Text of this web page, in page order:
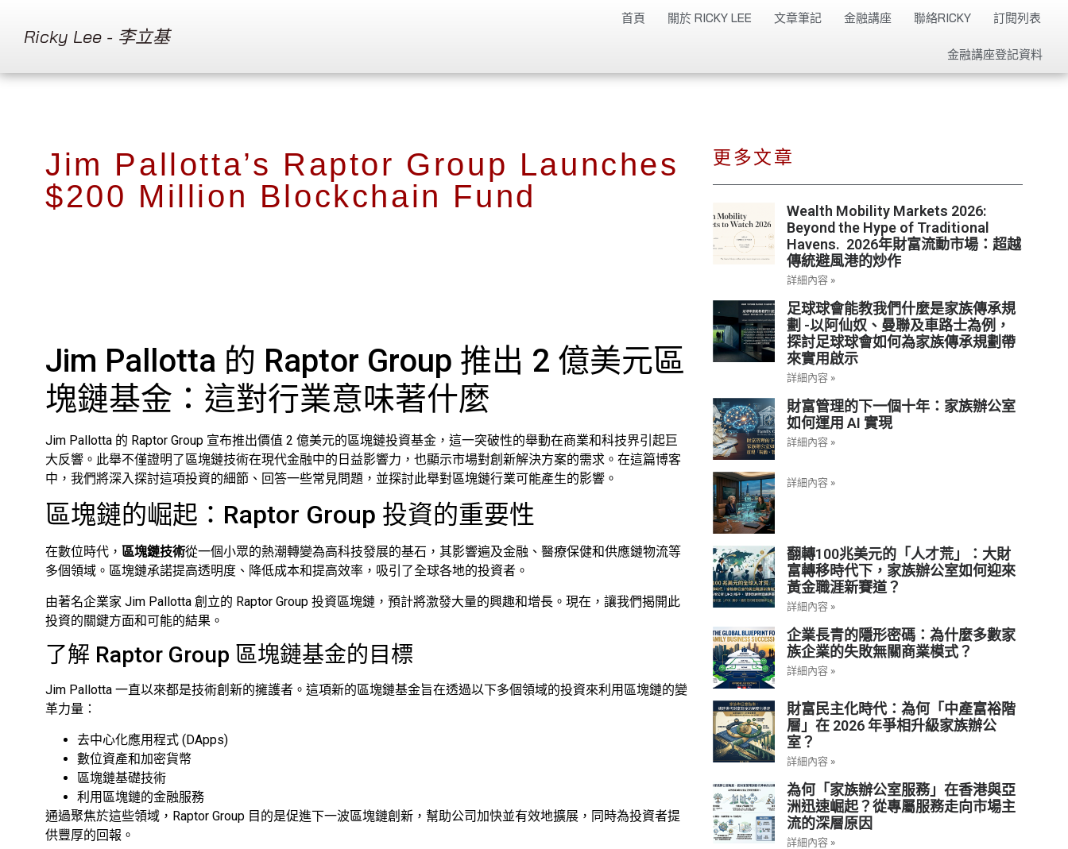
Ricky Lee - 李立基
首頁 關於 RICKY LEE 文章筆記 金融講座 聯絡RICKY 訂閱列表
金融講座登記資料
Jim Pallotta’s Raptor Group Launches
$200 Million Blockchain Fund
Jim Pallotta 的 Raptor Group 推出 2 億美元區
塊鏈基金：這對行業意味著什麼
Jim Pallotta 的 Raptor Group 宣布推出價值 2 億美元的區塊鏈投資基金，這一突破性的舉動在商業和科技界引起巨
大反響。此舉不僅證明了區塊鏈技術在現代金融中的日益影響力，也顯示市場對創新解決方案的需求。在這篇博客
中，我們將深入探討這項投資的細節、回答一些常見問題，並探討此舉對區塊鏈行業可能產生的影響。
區塊鏈的崛起：Raptor Group 投資的重要性
在數位時代， 區塊鏈技術從一個小眾的熱潮轉變為高科技發展的基石，其影響遍及金融、醫療保健和供應鏈物流等
多個領域。區塊鏈承諾提高透明度、降低成本和提高效率，吸引了全球各地的投資者。
由著名企業家 Jim Pallotta 創立的 Raptor Group 投資區塊鏈，預計將激發大量的興趣和增長。現在，讓我們揭開此
投資的關鍵方面和可能的結果。
了解 Raptor Group 區塊鏈基金的目標
Jim Pallotta 一直以來都是技術創新的擁護者。這項新的區塊鏈基金旨在透過以下多個領域的投資來利用區塊鏈的變
革力量：
去中心化應用程式 (DApps)
數位資產和加密貨幣
區塊鏈基礎技術
利用區塊鏈的金融服務
通過聚焦於這些領域，Raptor Group 目的是促進下一波區塊鏈創新，幫助公司加快並有效地擴展，同時為投資者提
供豐厚的回報。
更多文章
Wealth Mobility Markets 2026:
Beyond the Hype of Traditional
Havens. 2026年財富流動市場：超越
傳統避風港的炒作
詳細內容 »
足球球會能教我們什麼是家族傳承規
劃 -以阿仙奴、曼聯及車路士為例，
探討足球球會如何為家族傳承規劃帶
來實用啟示
詳細內容 »
財富管理的下一個十年：家族辦公室
如何運用 AI 實現
詳細內容 »
詳細內容 »
翻轉100兆美元的「人才荒」：大財
富轉移時代下，家族辦公室如何迎來
黃金職涯新賽道？
詳細內容 »
企業長青的隱形密碼：為什麼多數家
族企業的失敗無關商業模式？
詳細內容 »
財富民主化時代：為何「中產富裕階
層」在 2026 年爭相升級家族辦公
室？
詳細內容 »
為何「家族辦公室服務」在香港與亞
洲迅速崛起？從專屬服務走向市場主
流的深層原因
詳細內容 »